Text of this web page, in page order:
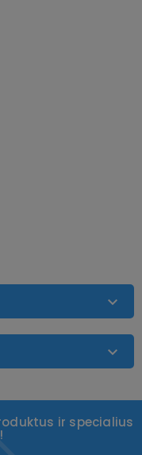


ir specialius